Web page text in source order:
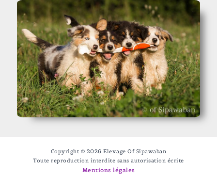
Copyright © 2026 Elevage Of Sipawaban
Toute reproduction interdite sans autorisation écrite
Mentions légales